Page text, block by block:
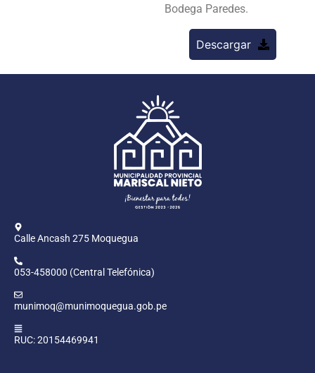
Bodega Paredes.
Descargar
Calle Ancash 275 Moquegua
053-458000 (Central Telefónica)
munimoq@munimoquegua.gob.pe
RUC: 20154469941